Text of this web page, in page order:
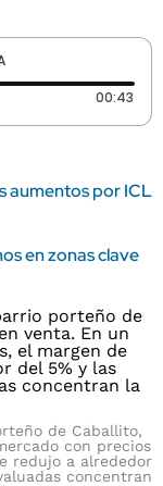
00:43
aumentos por ICL
en zonas clave
de Caballito,
con precios
redujo a alrededor
concentran